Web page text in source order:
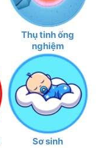
Thụ tinh ống
nghiệm
Sơ sinh